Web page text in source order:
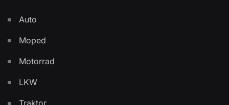
Auto
Moped
Motorrad
LKW
Traktor